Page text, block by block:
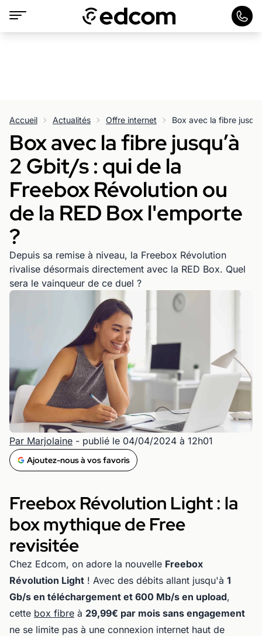
Accueil Actualités Offre internet
Box avec la fibre jusqu’à
2 Gbit/s : qui de la
Freebox Révolution ou
de la RED Box l'emporte
?
Depuis sa remise à niveau, la Freebox Révolution
rivalise désormais directement avec la RED Box. Quel
sera le vainqueur de ce duel ?
Par Marjolaine - publié le 04/04/2024 à 12h01
Ajoutez-nous à vos favoris
Freebox Révolution Light : la
box mythique de Free
revisitée
Chez Edcom, on adore la nouvelle Freebox
Révolution Light ! Avec des débits allant jusqu'à 1
Gb/s en téléchargement et 600 Mb/s en upload,
cette box fibre à 29,99€ par mois sans engagement
ne se limite pas à une connexion internet haut de